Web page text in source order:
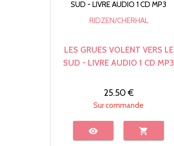
RIDZEN/CHERHAL
LES GRUES VOLENT VERS LE
SUD - LIVRE AUDIO 1 CD MP3
25.50 €
Sur commande
visibility shopping_cart